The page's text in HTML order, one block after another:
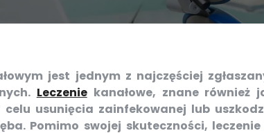
jest jednym z najczęściej
Leczeniekanałowe, znane również
usunięcia zainfekowanej lub
Pomimo swojej skuteczności,